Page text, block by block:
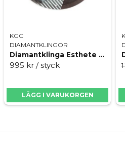
KGC
DIAMANTKLINGOR
Diamantklinga Esthete 2.0 125mm
995 kr / styck
LÄGG I VARUKORGEN